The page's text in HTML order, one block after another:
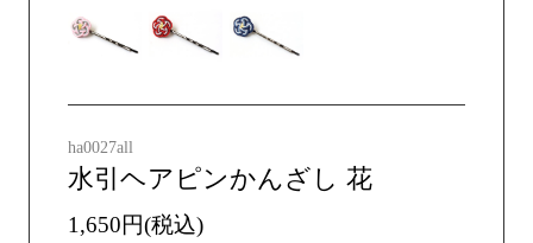
ha0027all
水引ヘアピンかんざし 花
1,650円(税込)